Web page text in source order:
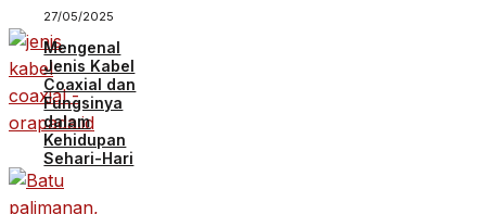
27/05/2025
Mengenal
Jenis Kabel
Coaxial dan
Fungsinya
dalam
Kehidupan
Sehari-Hari